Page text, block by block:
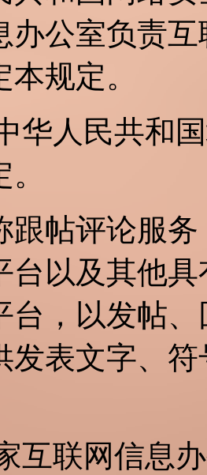
办公室负责
规定。
华人民共和
跟帖评论服
台以及其他
台，以发帖
发表文字、
互联网信息